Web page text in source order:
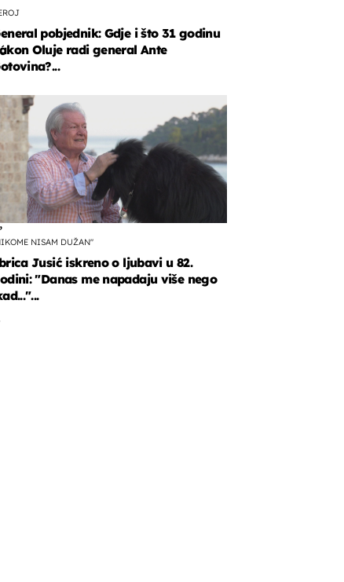
pobjednik: Gdje i što 31 godinu
Oluje radi general Ante
NISAM DUŽAN"
Jusić iskreno o ljubavi u 82.
"Danas me napadaju više nego